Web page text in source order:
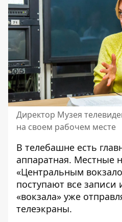
Директор Музея
на своем рабочем месте
В телебашне есть
аппаратная. Местные
«Центральным
поступают все записи
«вокзала» уже
телеэкраны.